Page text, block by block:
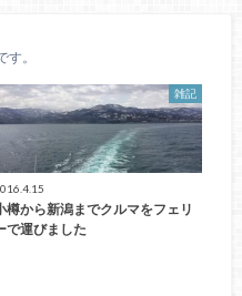
。
雑記
樽から新潟までクルマをフェリ
で運びました